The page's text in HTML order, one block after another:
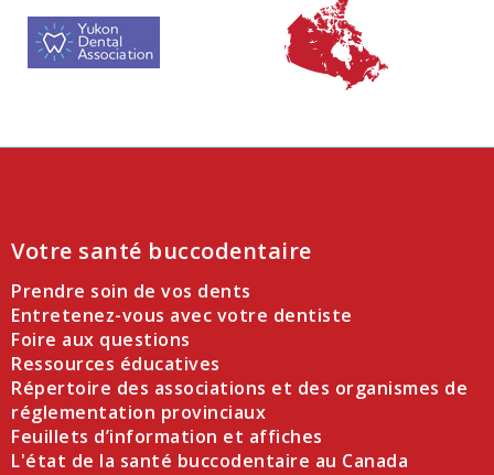
Votre santé buccodentaire
Prendre soin de vos dents
Entretenez-vous avec votre dentiste
Foire aux questions
Ressources éducatives
Répertoire des associations et des organismes de
réglementation provinciaux
Feuillets d’information et affiches
L'état de la santé buccodentaire au Canada